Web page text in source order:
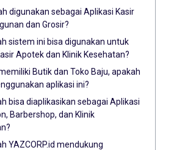
digunakan sebagai Aplikasi Kasir
dan Grosir?
sistem ini bisa digunakan untuk
Apotek dan Klinik Kesehatan?
Butik dan Toko Baju, apakah
aplikasi ini?
bisa diaplikasikan sebagai Aplikasi
Barbershop, dan Klinik
YAZCORP.id mendukung